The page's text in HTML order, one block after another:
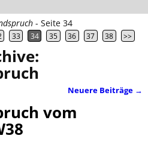
- Seite 34
33 34 35 36 37 38 >>
Neuere Beiträge →
vom